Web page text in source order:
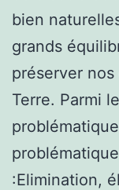
bien
grands
préserver
Terre. Parmi
:Elimination,